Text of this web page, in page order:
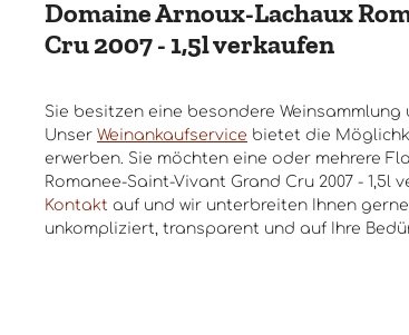
Domaine Arnoux-Lachaux
Cru 2007 - 1,5l verkaufen
Sie besitzen eine besondere
Unser Weinankaufservice bietet die
erwerben. Sie möchten eine oder mehrere
Romanee-Saint-Vivant Grand Cru 2007 - 1,5l
Kontakt auf und wir unterbreiten Ihnen
unkompliziert, transparent und auf Ihre